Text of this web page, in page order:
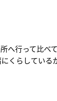
へ行って比べ
くらしている